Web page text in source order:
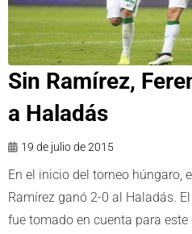
Sin Ramírez,
19 de julio de 2015
En el inicio del torneo húngaro,
Ramírez ganó 2-0 al Haladás.
fue tomado en cuenta para